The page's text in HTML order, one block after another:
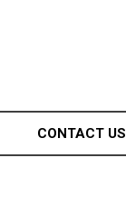
CONTACT US